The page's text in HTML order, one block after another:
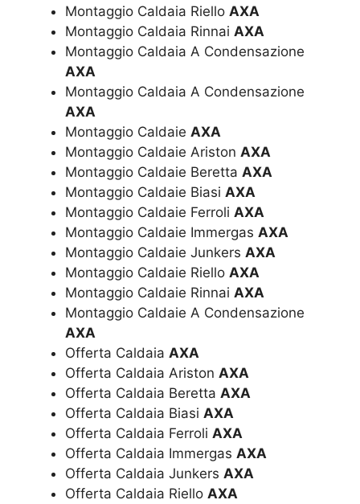
Montaggio Caldaia Riello AXA
Montaggio Caldaia Rinnai AXA
Montaggio Caldaia A Condensazione
AXA
Montaggio Caldaia A Condensazione
AXA
Montaggio Caldaie AXA
Montaggio Caldaie Ariston AXA
Montaggio Caldaie Beretta AXA
Montaggio Caldaie Biasi AXA
Montaggio Caldaie Ferroli AXA
Montaggio Caldaie Immergas AXA
Montaggio Caldaie Junkers AXA
Montaggio Caldaie Riello AXA
Montaggio Caldaie Rinnai AXA
Montaggio Caldaie A Condensazione
AXA
Offerta Caldaia AXA
Offerta Caldaia Ariston AXA
Offerta Caldaia Beretta AXA
Offerta Caldaia Biasi AXA
Offerta Caldaia Ferroli AXA
Offerta Caldaia Immergas AXA
Offerta Caldaia Junkers AXA
Offerta Caldaia Riello AXA